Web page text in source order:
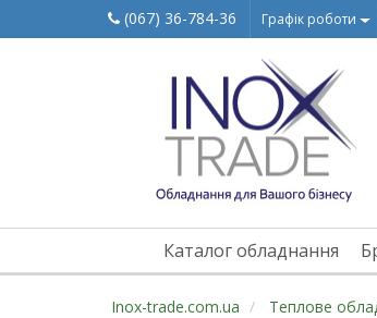
(067) 36-784-36 Графік роботи
Каталог обладнання
Inox-trade.com.ua Теплове